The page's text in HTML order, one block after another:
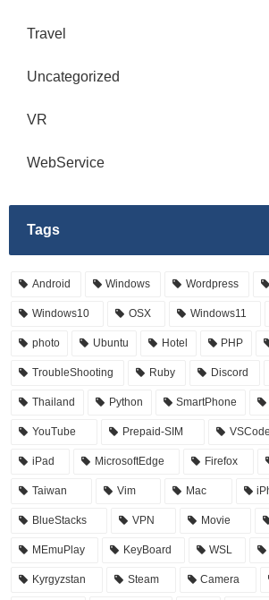
Travel
Uncategorized
VR
WebService
Tags
Android Windows Wordpress
Windows10 OSX Windows11
photo Ubuntu Hotel PHP
TroubleShooting Ruby Discord
Thailand Python SmartPhone
YouTube Prepaid-SIM VSCode
iPad MicrosoftEdge Firefox
Taiwan Vim Mac
BlueStacks VPN Movie
MEmuPlay KeyBoard WSL
Kyrgyzstan Steam Camera